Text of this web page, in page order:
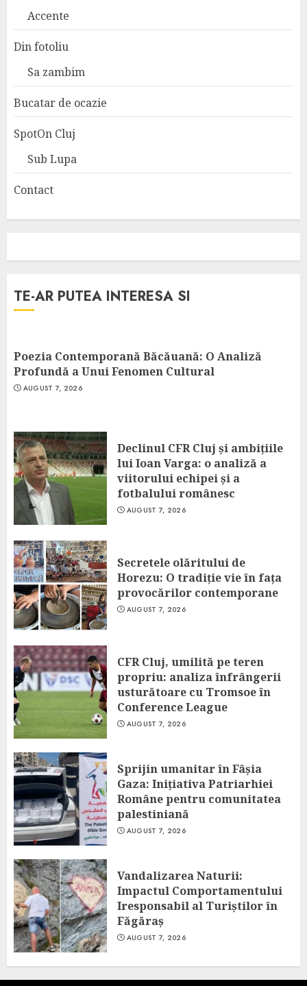
Accente
Din fotoliu
Sa zambim
Bucatar de ocazie
SpotOn Cluj
Sub Lupa
Contact
TE-AR PUTEA INTERESA SI
Poezia Contemporană Băcăuană: O Analiză
Profundă a Unui Fenomen Cultural
AUGUST 7, 2026
Declinul CFR Cluj și ambițiile
lui Ioan Varga: o analiză a
viitorului echipei și a
fotbalului românesc
AUGUST 7, 2026
Secretele olăritului de
Horezu: O tradiție vie în fața
provocărilor contemporane
AUGUST 7, 2026
CFR Cluj, umilită pe teren
propriu: analiza înfrângerii
usturătoare cu Tromsoe în
Conference League
AUGUST 7, 2026
Sprijin umanitar în Fâșia
Gaza: Inițiativa Patriarhiei
Române pentru comunitatea
palestiniană
AUGUST 7, 2026
Vandalizarea Naturii:
Impactul Comportamentului
Iresponsabil al Turiștilor în
Făgăraș
AUGUST 7, 2026